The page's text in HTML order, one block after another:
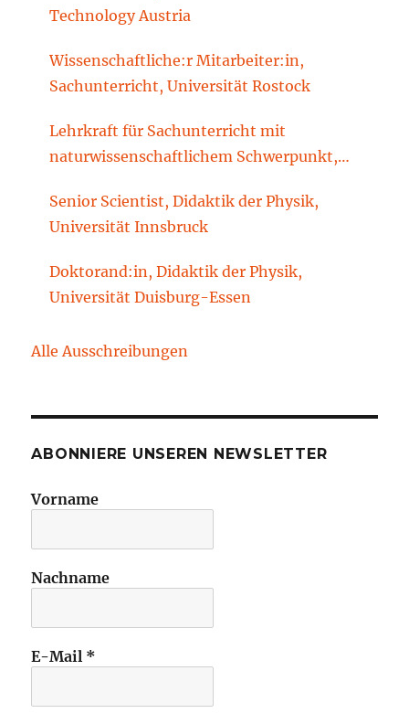
Technology Austria
Wissenschaftliche:r Mitarbeiter:in,
Sachunterricht, Universität Rostock
Lehrkraft für Sachunterricht mit
naturwissenschaftlichem Schwerpunkt,
Technische Universität Cottbus-Senftenberg
Senior Scientist, Didaktik der Physik,
Universität Innsbruck
Doktorand:in, Didaktik der Physik,
Universität Duisburg-Essen
Alle Ausschreibungen
ABONNIERE UNSEREN NEWSLETTER
Vorname
Nachname
E-Mail *